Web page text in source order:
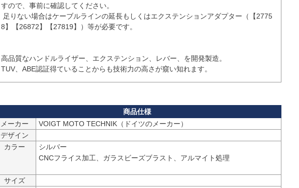
すので、事前に確認してください。
8】【26872】【27819】）等が必要です。
高品質なハンドルライザー、エクステンション、レバー、を開発製造。
TUV、ABE認証得ていることからも技術力の高さが窺い知れます。
メーカー
デザイン
カラー
シルバー
CNCフライス加工、ガラスビーズブラスト、アルマイト処理
サイズ